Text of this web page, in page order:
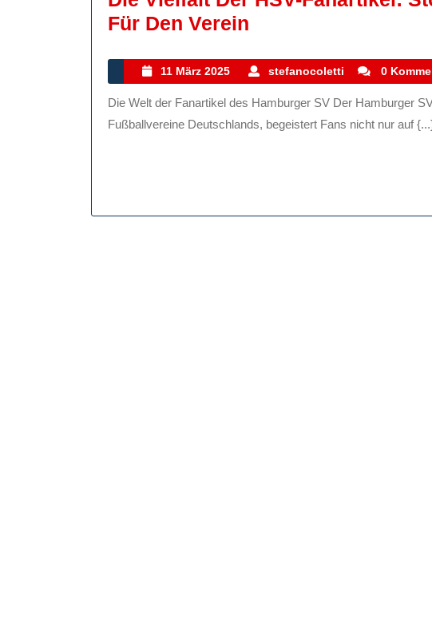
Für Den Verein
Der
HSV-
Fanartikel:
Für
11 März 2025
11
März
2025
stefanocoletti stefanocoletti
0
Die Welt der Fanartikel des Hamburger SV Der Hamburger SV, einer der traditionsreichsten
Fußballvereine Deutschlands, begeistert Fans nicht nur auf